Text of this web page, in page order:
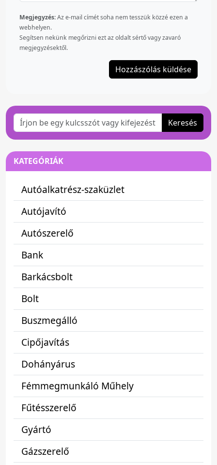
Megjegyzés:Az e-mail címét soha nem tesszük közzé ezen a
webhelyen.
Segítsen nekünk megőrizni ezt az oldalt sértő vagy zavaró
megjegyzésektől.
Keresés
KATEGÓRIÁK
Autóalkatrész-szaküzlet
Autójavító
Autószerelő
Bank
Barkácsbolt
Bolt
Buszmegálló
Cipőjavítás
Dohányárus
Fémmegmunkáló Műhely
Fűtésszerelő
Gyártó
Gázszerelő